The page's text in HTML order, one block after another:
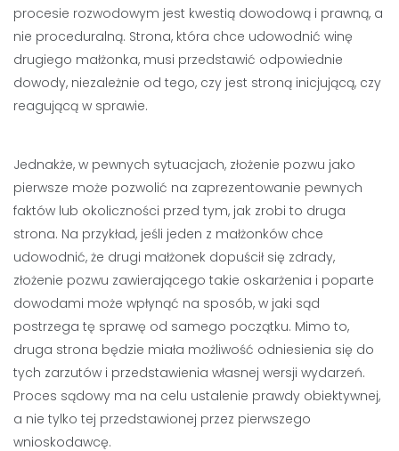
procesie rozwodowym jest kwestią dowodową i prawną, a
nie proceduralną. Strona, która chce udowodnić winę
drugiego małżonka, musi przedstawić odpowiednie
dowody, niezależnie od tego, czy jest stroną inicjującą, czy
reagującą w sprawie.
Jednakże, w pewnych sytuacjach, złożenie pozwu jako
pierwsze może pozwolić na zaprezentowanie pewnych
faktów lub okoliczności przed tym, jak zrobi to druga
strona. Na przykład, jeśli jeden z małżonków chce
udowodnić, że drugi małżonek dopuścił się zdrady,
złożenie pozwu zawierającego takie oskarżenia i poparte
dowodami może wpłynąć na sposób, w jaki sąd
postrzega tę sprawę od samego początku. Mimo to,
druga strona będzie miała możliwość odniesienia się do
tych zarzutów i przedstawienia własnej wersji wydarzeń.
Proces sądowy ma na celu ustalenie prawdy obiektywnej,
a nie tylko tej przedstawionej przez pierwszego
wnioskodawcę.